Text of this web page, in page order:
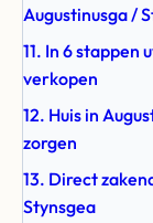
Augustinusga /
11. In 6 stappen
verkopen
12. Huis in
zorgen
13. Direct
Stynsgea